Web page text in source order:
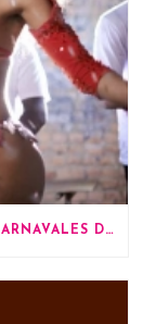
LAS SAMBAS MÁS FAMOSAS EN LOS CARNAVALES DE RÍO